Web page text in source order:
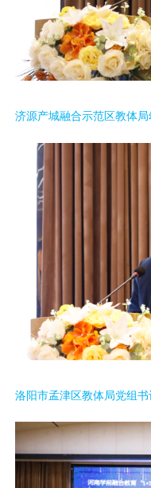
济源产城融合示范区教体
洛阳市孟津区教体局党组